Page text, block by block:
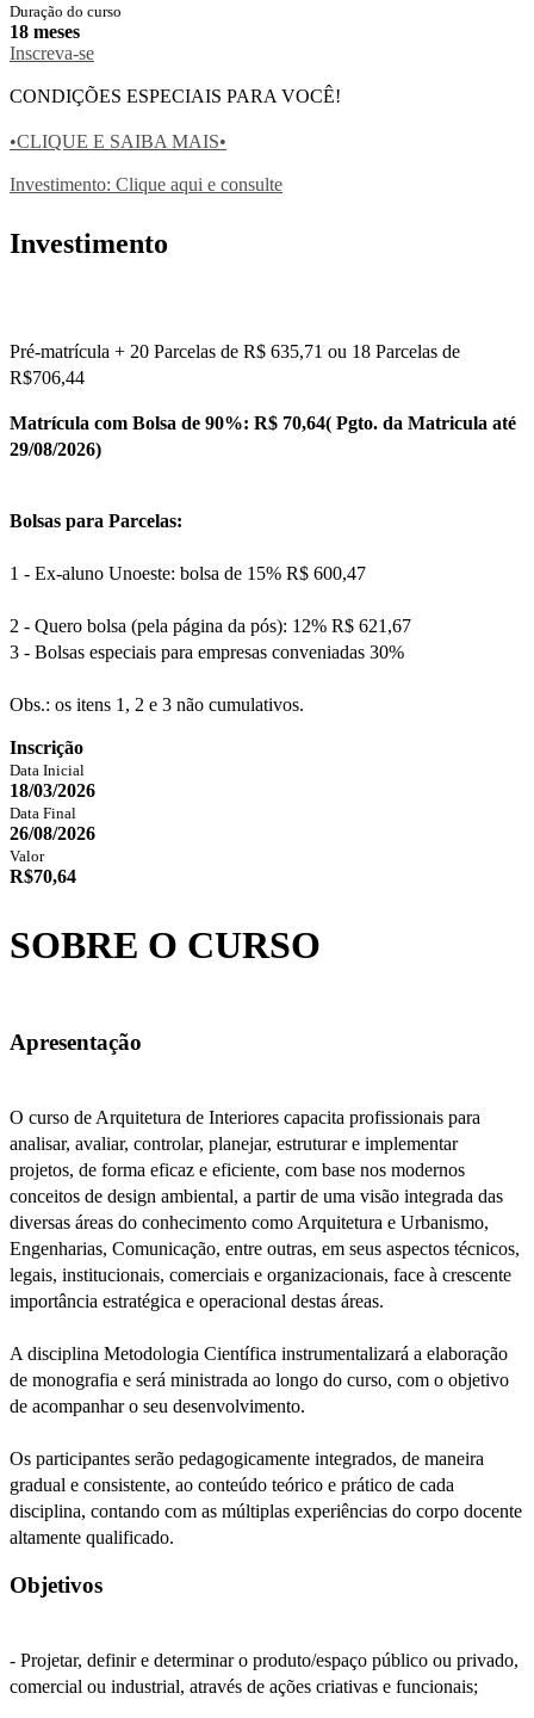
Duração do curso
18 meses
Inscreva-se
CONDIÇÕES ESPECIAIS PARA VOCÊ!
•CLIQUE E SAIBA MAIS•
Investimento: Clique aqui e consulte
Investimento
Pré-matrícula + 20 Parcelas de R$ 635,71 ou 18 Parcelas de
R$706,44
Matrícula com Bolsa de 90%: R$ 70,64( Pgto. da Matricula até
29/08/2026)
Bolsas para Parcelas:
1 - Ex-aluno Unoeste: bolsa de 15% R$ 600,47
2 - Quero bolsa (pela página da pós): 12% R$ 621,67
3 - Bolsas especiais para empresas conveniadas 30%
Obs.: os itens 1, 2 e 3 não cumulativos.
Inscrição
Data Inicial
18/03/2026
Data Final
26/08/2026
Valor
R$70,64
SOBRE O CURSO
Apresentação
O curso de Arquitetura de Interiores capacita profissionais para
analisar, avaliar, controlar, planejar, estruturar e implementar
projetos, de forma eficaz e eficiente, com base nos modernos
conceitos de design ambiental, a partir de uma visão integrada das
diversas áreas do conhecimento como Arquitetura e Urbanismo,
Engenharias, Comunicação, entre outras, em seus aspectos técnicos,
legais, institucionais, comerciais e organizacionais, face à crescente
importância estratégica e operacional destas áreas.
A disciplina Metodologia Científica instrumentalizará a elaboração
de monografia e será ministrada ao longo do curso, com o objetivo
de acompanhar o seu desenvolvimento.
Os participantes serão pedagogicamente integrados, de maneira
gradual e consistente, ao conteúdo teórico e prático de cada
disciplina, contando com as múltiplas experiências do corpo docente
altamente qualificado.
Objetivos
- Projetar, definir e determinar o produto/espaço público ou privado,
comercial ou industrial, através de ações criativas e funcionais;